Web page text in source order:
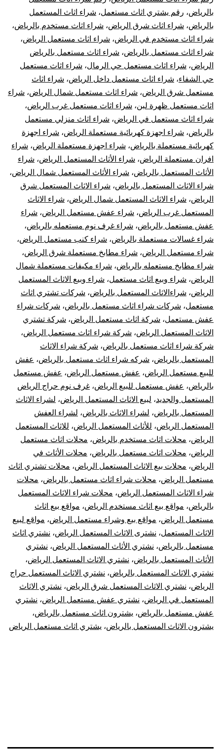
بالرياض، رقم يشتري اثاث مستعمل، شراء اثاث المستعمل
بالرياض، شراء اثاث شرق الرياض، شراء اثاث مستخدم بالرياض،
شراء اثاث مستخدم في الرياض، شراء اثاث مستعمل الرياض،
شراء اثاث مستعمل بالرياض، شراء اثاث مستعمل بالرياض
الرياض، شراء اثاث مستعمل حي الرمال، شراء اثاث مستعمل
حي الشفاء، شراء اثاث مستعمل داخل الرياض، شراء اثاث
مستعمل شرق الرياض، شراء اثاث مستعمل شمال الرياض، شراء
اثاث مستعمل ظهرة لبن، شراء اثاث مستعمل غرب الرياض،
شراء اثاث مستعمل في الرياض، شراء اثاث منزلي مستعمل
بالرياض، شراء اجهزة كهربائية مستعملة الرياض، شراء اجهزة
كهربائية مستعملة بالرياض، شراء اجهزة مستعملة الرياض، شراء
افران مستعملة الرياض، شراء الأثاث المستعمل الرياض، شراء
الأثاث المستعمل بالرياض، شراء الأثاث المستعمل شمال الرياض،
شراء الاثاث المستعمل بالرياض، شراء الاثاث المستعمل شرق
الرياض، شراء الاثاث المستعمل شمال الرياض، شراء الاثاث
المستعمل غرب الرياض، شراء عفش مستعمل الرياض، شراء
عفش مستعمل بالرياض، شراء غرف نوم مستعمله بالرياض،
شراء غسالات مستعملة بالرياض، شراء كنب مستعمل الرياض،
شراء مستعمل الرياض، شراء مطابخ مستعملة شرق الرياض،
شراء مطابخ مستعمله بالرياض، شراء مكيفات مستعملة شمال
الرياض، شراء وبيع اثاث مستعمل، شراء وبيع الاثاث المستعمل
الرياض، شراءالاثاث المستعمل بالرياض، شركات تشتري اثاث
مستعمل، شركات شراء اثاث مستعمل بالرياض، شركات شراء
عفش مستعمل، شركة اثاث مستعمل الرياض، شركة تشتري
الاثاث المستعمل الرياض، شركة شراء اثاث مستعمل الرياض،
شركة شراء اثاث مستعمل بالرياض، شركة شراء الاثاث
المستعمل بالرياض، شركه شراء اثاث مستعمل بالرياض، عفش
للبيع مستعمل الرياض، عفش مستعمل الرياض، عفش مستعمل
بالرياض، عفش مستعمل للبيع الرياض، غرف نوم حراج الرياض
المستعمل والجديد، لبيع الاثاث المستعمل الرياض، لشراء الاثاث
المستعمل بالرياض، لشراء الاثاث بالرياض، لشراء العفش
المستعمل الرياض، للأثاث المستعمل الرياض، للاثاث المستعمل
الرياض، محلات اثاث مستخدم بالرياض، محلات اثاث مستعمل
الرياض، محلات اثاث مستعمل بالرياض، محلات الأثاث في
الرياض، محلات بيع الاثاث المستعمل الرياض، محلات تشتري اثاث
مستعمل الرياض، محلات شراء اثاث مستعمل بالرياض، محلات
شراء الاثاث المستعمل الرياض، محلات شراء الاثاث المستعمل
بالرياض، مواقع بيع اثاث مستخدم الرياض، مواقع بيع اثاث
مستعمل الرياض، مواقع بيع وشراء مستعمل الرياض، مواقع لبيع
الاثاث المستعمل، نشترى الاثاث المستعمل الرياض، نشتري اثاث
مستعمل بالرياض، نشتري الأثاث المستعمل الرياض، نشتري
الأثاث المستعمل بالرياض، نشتري الاثاث المستعمل الرياض،
نشتري الاثاث المستعمل بالرياض، نشتري الاثاث المستعمل حراج
الرياض، نشتري الاثاث المستعمل شرق الرياض، نشتري الاثاث
المستعمل في الرياض، نشتري عفش مستعمل الرياض، نشتري
عفش مستعمل بالرياض، يشترون اثاث مستعمل بالرياض،
يشترون الاثاث المستعمل بالرياض، يشتري اثاث مستعمل الرياض